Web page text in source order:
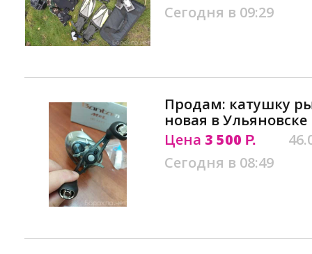
Сегодня в 09:29
Продам: катушку
новая в Ульяновске
Цена 3 500 Р.
Сегодня в 08:49